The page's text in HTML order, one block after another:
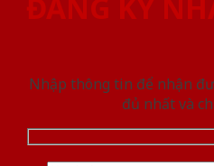
ĐĂNG KÝ
Nhập thông tin để nhận
đủ nhất và